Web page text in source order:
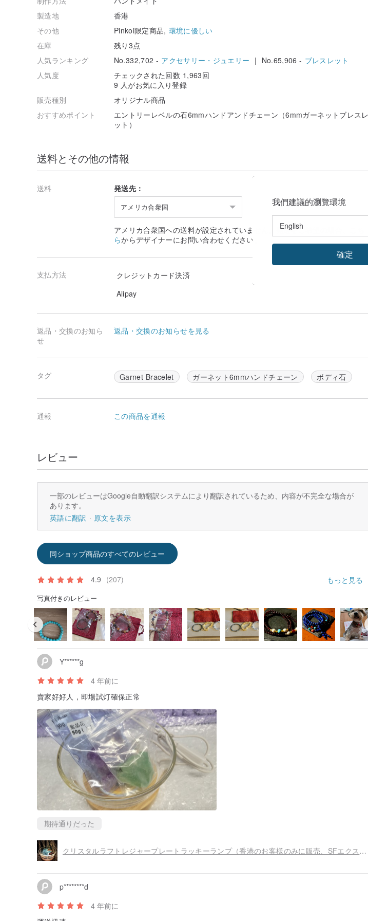
製造地
香港
その他
Pinkoi限定商品, 環境に優しい
在庫
残り3点
人気ランキング
No.332,702 - アクセサリー・ジュエリー | No.65,906 - ブレスレット
人気度
チェックされた回数 1,963回
9 人がお気に入り登録
販売種別
オリジナル商品
おすすめポイント
エントリーレベルの石6mmハンドアンドチェーン（6mmガーネットブレスレ
ット）
送料とその他の情報
送料 発送先：
アメリカ合衆国
アメリカ合衆国への送料が設定されていません。発送をご希望の場合、
らからデザイナーにお問い合わせください。
支払方法
クレジットカード決済
Alipay
返品・交換のお知ら
せ
返品・交換のお知らせを見る
タグ Garnet Bracelet ガーネット6mmハンドチェーン ボディ石
通報 この商品を通報
レビュー
一部のレビューはGoogle自動翻訳システムにより翻訳されているため、内容が不完全な場合が
あります。
英語に翻訳
原文を表示
同ショップ商品のすべてのレビュー
4.9 (207) もっと見る
写真付きのレビュー
Y******g
4 年前に
賣家好好人，即場試灯確保正常
期待通りだった
クリスタルラフトレジャープレートラッキーランプ（香港のお客様のみに販売、SFエクスプレスで配送）
p********d
4 年前に
我們建議的瀏覽環境
確定